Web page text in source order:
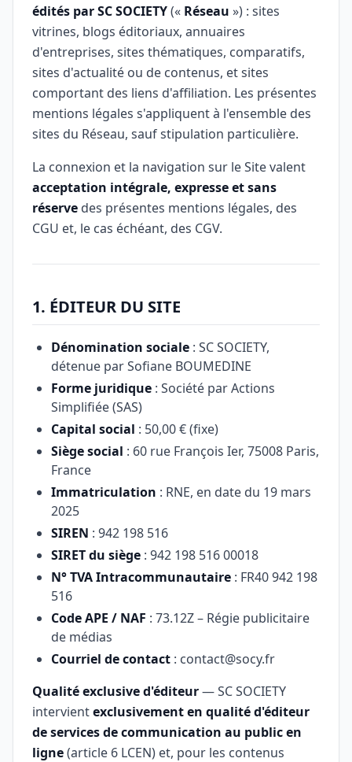
édités par SC SOCIETY(« Réseau ») : sites
vitrines, blogs éditoriaux, annuaires
d'entreprises, sites thématiques, comparatifs,
sites d'actualité ou de contenus, et sites
comportant des liens d'affiliation. Les présentes
mentions légales s'appliquent à l'ensemble des
sites du Réseau, sauf stipulation particulière.
La connexion et la navigation sur le Site valent
acceptation intégrale, expresse et sans
réserve des présentes mentions légales, des
CGU et, le cas échéant, des CGV.
1. ÉDITEUR DU SITE
Dénomination sociale : SC SOCIETY,
détenue par Sofiane BOUMEDINE
Forme juridique : Société par Actions
Simplifiée (SAS)
Capital social : 50,00 € (fixe)
Siège social : 60 rue François Ier, 75008 Paris,
France
Immatriculation : RNE, en date du 19 mars
2025
SIREN : 942 198 516
SIRET du siège : 942 198 516 00018
N° TVA Intracommunautaire : FR40 942 198
516
Code APE / NAF : 73.12Z – Régie publicitaire
de médias
Courriel de contact : contact@socy.fr
Qualité exclusive d'éditeur— SC SOCIETY
intervientexclusivement en qualité d'éditeur
de services de communication au public en
ligne(article 6 LCEN) et, pour les contenus